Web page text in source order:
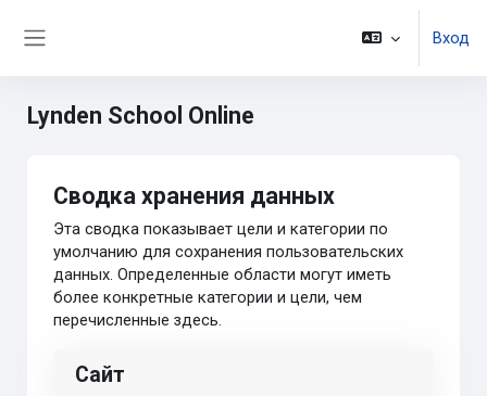
Вход
Lynden School Online
Сводка хранения данных
Эта сводка показывает цели и категории по
умолчанию для сохранения пользовательских
данных. Определенные области могут иметь
более конкретные категории и цели, чем
перечисленные здесь.
Сайт